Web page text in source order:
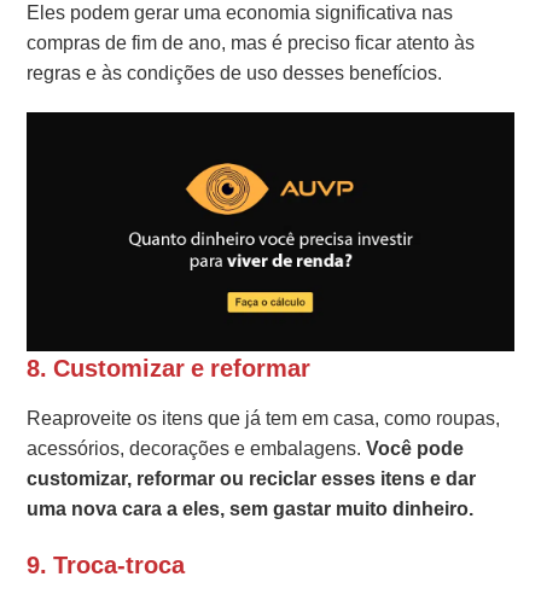
Eles podem gerar uma economia significativa nas
compras de fim de ano, mas é preciso ficar atento às
regras e às condições de uso desses benefícios.
8. Customizar e reformar
Reaproveite os itens que já tem em casa, como roupas,
acessórios, decorações e embalagens.Você pode
customizar, reformar ou reciclar esses itens e dar
uma nova cara a eles, sem gastar muito dinheiro.
9. Troca-troca